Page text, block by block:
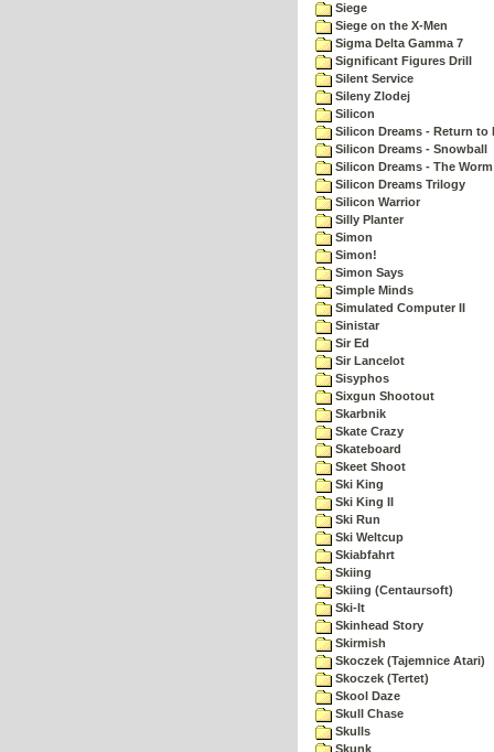
Siege
Siege on the X-Men
Sigma Delta Gamma 7
Significant Figures Drill
Silent Service
Sileny Zlodej
Silicon
Silicon Dreams - Return to
Silicon Dreams - Snowball
Silicon Dreams - The
Silicon Dreams Trilogy
Silicon Warrior
Silly Planter
Simon
Simon!
Simon Says
Simple Minds
Simulated Computer II
Sinistar
Sir Ed
Sir Lancelot
Sisyphos
Sixgun Shootout
Skarbnik
Skate Crazy
Skateboard
Skeet Shoot
Ski King
Ski King II
Ski Run
Ski Weltcup
Skiabfahrt
Skiing
Skiing (Centaursoft)
Ski-It
Skinhead Story
Skirmish
Skoczek (Tajemnice Atari)
Skoczek (Tertet)
Skool Daze
Skull Chase
Skulls
Skunk